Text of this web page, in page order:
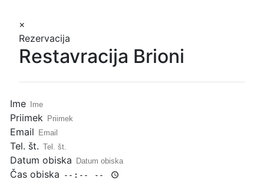
×
Rezervacija
Restavracija Brioni
Ime
Priimek
Email
Tel. št.
Datum obiska
Čas obiska